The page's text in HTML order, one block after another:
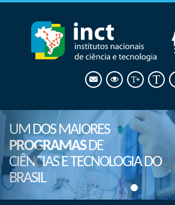
UM DOS MAIORES
PROGRAMASDE
CIÊNCIAS E TECNOLOGIA DO
BRASIL